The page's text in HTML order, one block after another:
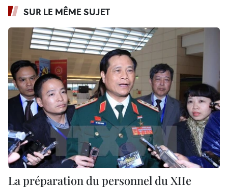
SUR LE MÊME SUJET
La préparation du personnel du XIIe